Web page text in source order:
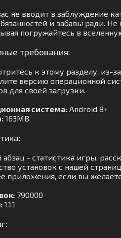
не вводит в заблуждение
и забавы ради.
погружайтесь в
требования:
к этому разделу, из-
версию операционной
для своей загрузки.
система: Android 8+
163MB
- статистика игры,
установок с нашей
приложения, если вы
790000
1.1.1